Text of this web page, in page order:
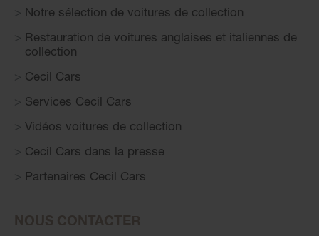
Notre sélection de voitures de collection
Restauration de voitures anglaises et italiennes de
collection
Cecil Cars
Services Cecil Cars
Vidéos voitures de collection
Cecil Cars dans la presse
Partenaires Cecil Cars